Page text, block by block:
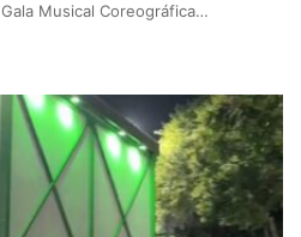
Musical Coreográfica…